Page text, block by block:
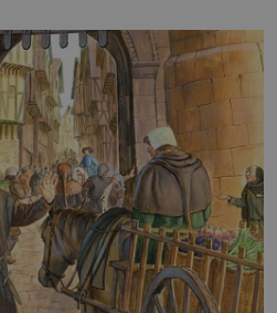
zemí a k tomu